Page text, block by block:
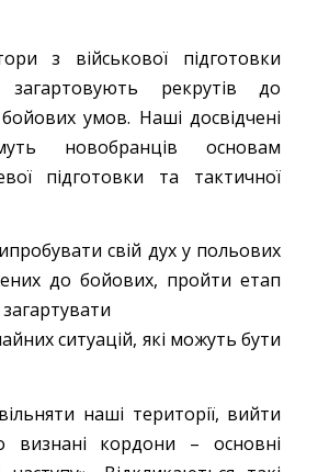
з військової підготовки
рекрутів до
умов. Наші досвідчені
новобранців основам
підготовки та тактичної
свій дух у польових
до бойових, пройти етап
ситуацій, які можуть бути
наші території, вийти
визнані кордони – основні